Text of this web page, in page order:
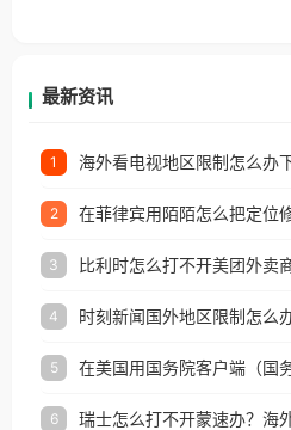
最新资讯
1
2
3
4
5
6